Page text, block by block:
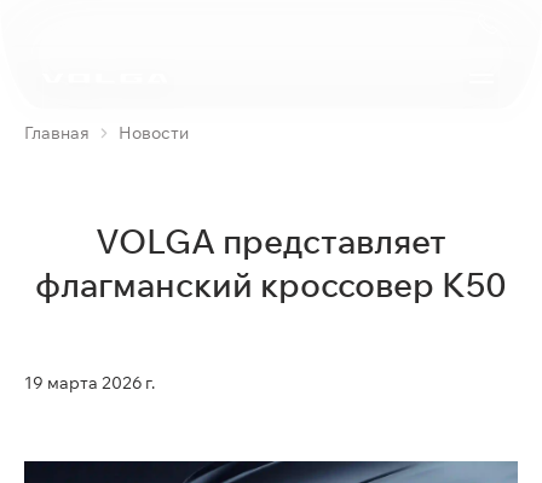
Главная Новости
VOLGA представляет
флагманский кроссовер K50
19 марта 2026 г.